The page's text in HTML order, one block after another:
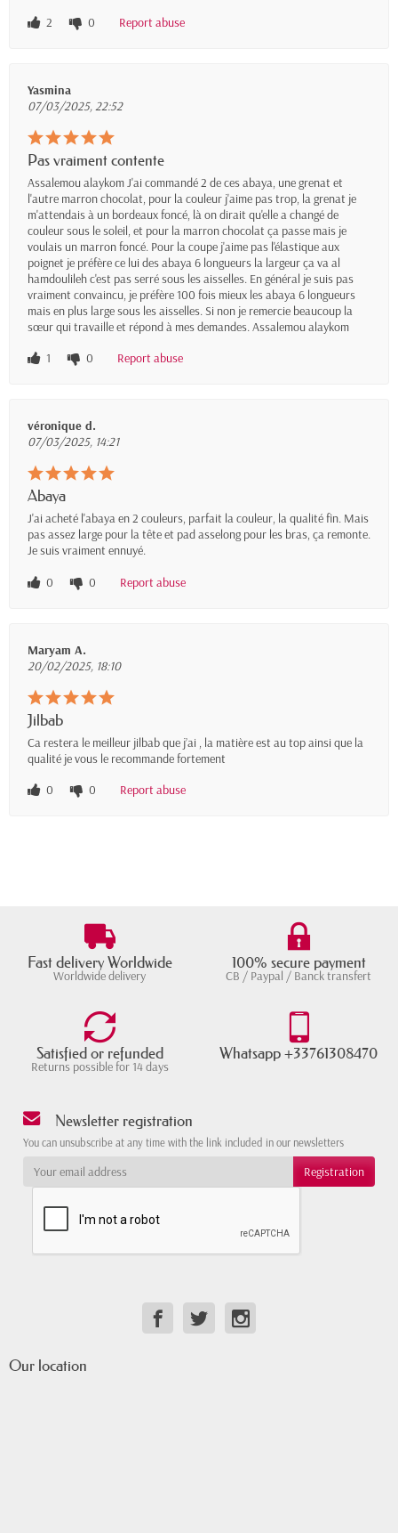
2
0 Report abuse
Yasmina
07/03/2025, 22:52
Pas vraiment contente
Assalemou alaykom J'ai commandé 2 de ces abaya, une grenat et
l'autre marron chocolat, pour la couleur j'aime pas trop, la grenat je
m'attendais à un bordeaux foncé, là on dirait qu'elle a changé de
couleur sous le soleil, et pour la marron chocolat ça passe mais je
voulais un marron foncé. Pour la coupe j'aime pas l'élastique aux
poignet je préfère ce lui des abaya 6 longueurs la largeur ça va al
hamdoulileh c'est pas serré sous les aisselles. En général je suis pas
vraiment convaincu, je préfère 100 fois mieux les abaya 6 longueurs
mais en plus large sous les aisselles. Si non je remercie beaucoup la
sœur qui travaille et répond à mes demandes. Assalemou alaykom
1
0 Report abuse
véronique d.
07/03/2025, 14:21
Abaya
J'ai acheté l'abaya en 2 couleurs, parfait la couleur, la qualité fin. Mais
pas assez large pour la tête et pad asselong pour les bras, ça remonte.
Je suis vraiment ennuyé.
0
0 Report abuse
Maryam A.
20/02/2025, 18:10
Jilbab
Ca restera le meilleur jilbab que j’ai , la matière est au top ainsi que la
qualité je vous le recommande fortement
0
0 Report abuse
Fast delivery Worldwide
Worldwide delivery
100% secure payment
CB / Paypal / Banck transfert
Satisfied or refunded
Returns possible for 14 days
Whatsapp +33761308470
Newsletter registration
You can unsubscribe at any time with the link included in our newsletters
Our location